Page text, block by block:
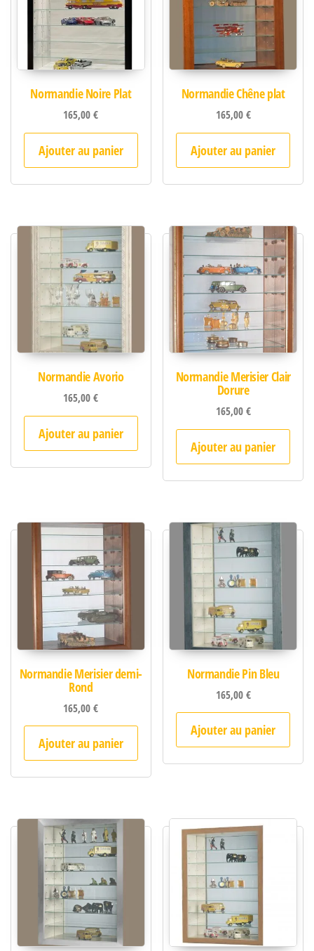
Normandie Noire Plat
165,00€
Ajouter au panier
Normandie Chêne plat
165,00€
Ajouter au panier
Normandie Avorio
165,00€
Ajouter au panier
Normandie Merisier Clair
Dorure
165,00€
Ajouter au panier
Normandie Merisier demi-
Rond
165,00€
Ajouter au panier
Normandie Pin Bleu
165,00€
Ajouter au panier